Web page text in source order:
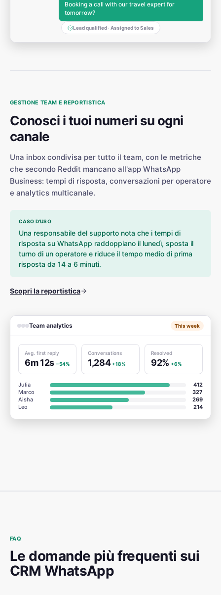
Booking a call with our travel expert for
tomorrow?
Lead qualified · Assigned to Sales
GESTIONE TEAM E REPORTISTICA
Conosci i tuoi numeri su ogni
canale
Una inbox condivisa per tutto il team, con le metriche
che secondo Reddit mancano all'app WhatsApp
Business: tempi di risposta, conversazioni per operatore
e analytics multicanale.
CASO D'USO
Una responsabile del supporto nota che i tempi di
risposta su WhatsApp raddoppiano il lunedì, sposta il
turno di un operatore e riduce il tempo medio di prima
risposta da 14 a 6 minuti.
Scopri la reportistica
Team analytics This week
Avg. first reply
6m 12s −54%
Conversations
1,284 +18%
Resolved
92% +6%
Julia
412
Marco
327
Aisha
269
Leo
214
FAQ
Le domande più frequenti sui
CRM WhatsApp